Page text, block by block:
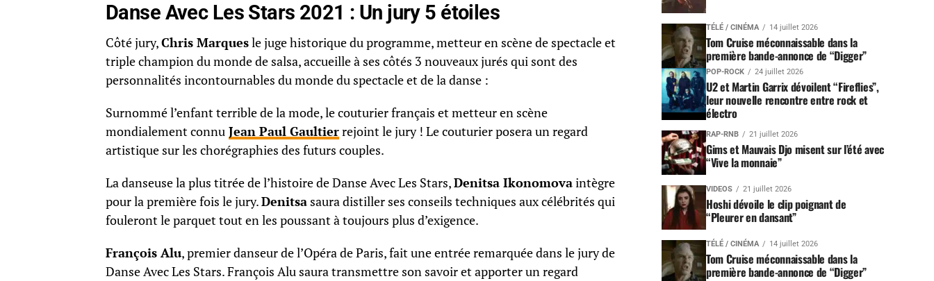
Danse Avec Les Stars 2021 : Un jury 5 étoiles
Côté jury,Chris Marquesle juge historique du programme, metteur en scène de spectacle et
triple champion du monde de salsa, accueille à ses côtés 3 nouveaux jurés qui sont des
personnalités incontournables du monde du spectacle et de la danse :
Surnommé l’enfant terrible de la mode, le couturier français et metteur en scène
mondialement connu Jean Paul Gaultierrejoint le jury ! Le couturier posera un regard
artistique sur les chorégraphies des futurs couples.
La danseuse la plus titrée de l’histoire de Danse Avec Les Stars,Denitsa Ikonomovaintègre
pour la première fois le jury.Denitsa saura distiller ses conseils techniques aux célébrités qui
fouleront le parquet tout en les poussant à toujours plus d’exigence.
François Alu, premier danseur de l’Opéra de Paris, fait une entrée remarquée dans le jury de
Danse Avec Les Stars. François Alu saura transmettre son savoir et apporter un regard
TÉLÉ / CINÉMA 14 juillet 2026
Tom Cruise méconnaissable dans la
première bande-annonce de “Digger”
POP-ROCK 24 juillet 2026
U2 et Martin Garrix dévoilent “Fireflies”,
leur nouvelle rencontre entre rock et
électro
RAP-RNB 21 juillet 2026
Gims et Mauvais Djo misent sur l’été avec
“Vive la monnaie”
VIDEOS 21 juillet 2026
Hoshi dévoile le clip poignant de
“Pleurer en dansant”
TÉLÉ / CINÉMA 14 juillet 2026
Tom Cruise méconnaissable dans la
première bande-annonce de “Digger”